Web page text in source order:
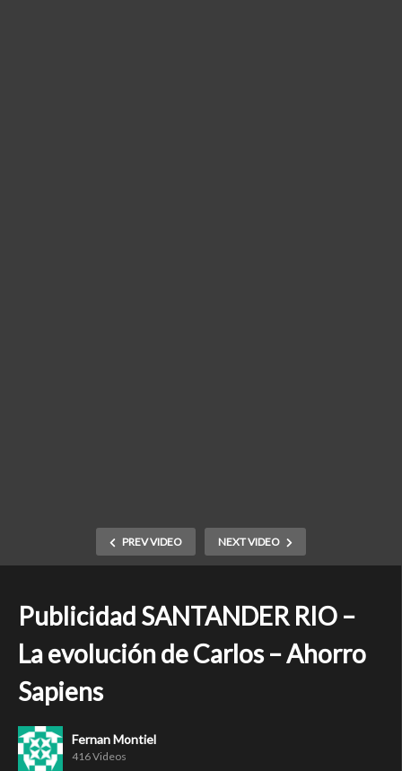
PREV VIDEO NEXT VIDEO
Publicidad SANTANDER RIO –
La evolución de Carlos – Ahorro
Sapiens
Fernan Montiel
416 Videos